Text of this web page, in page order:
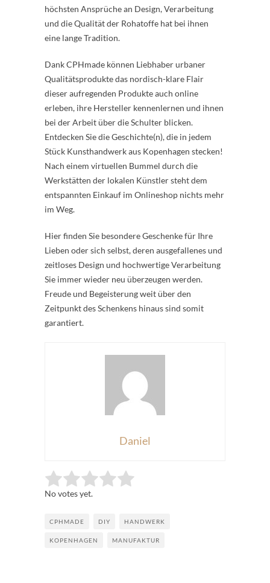
höchsten Ansprüche an Design, Verarbeitung
und die Qualität der Rohatoffe hat bei ihnen
eine lange Tradition.
Dank CPHmade können Liebhaber urbaner
Qualitätsprodukte das nordisch-klare Flair
dieser aufregenden Produkte auch online
erleben, ihre Hersteller kennenlernen und ihnen
bei der Arbeit über die Schulter blicken.
Entdecken Sie die Geschichte(n), die in jedem
Stück Kunsthandwerk aus Kopenhagen stecken!
Nach einem virtuellen Bummel durch die
Werkstätten der lokalen Künstler steht dem
entspannten Einkauf im Onlineshop nichts mehr
im Weg.
Hier finden Sie besondere Geschenke für Ihre
Lieben oder sich selbst, deren ausgefallenes und
zeitloses Design und hochwertige Verarbeitung
Sie immer wieder neu überzeugen werden.
Freude und Begeisterung weit über den
Zeitpunkt des Schenkens hinaus sind somit
garantiert.
Daniel
Rate this item: Submit Rating
No votes yet.
CPHMADE DIY HANDWERK
KOPENHAGEN MANUFAKTUR